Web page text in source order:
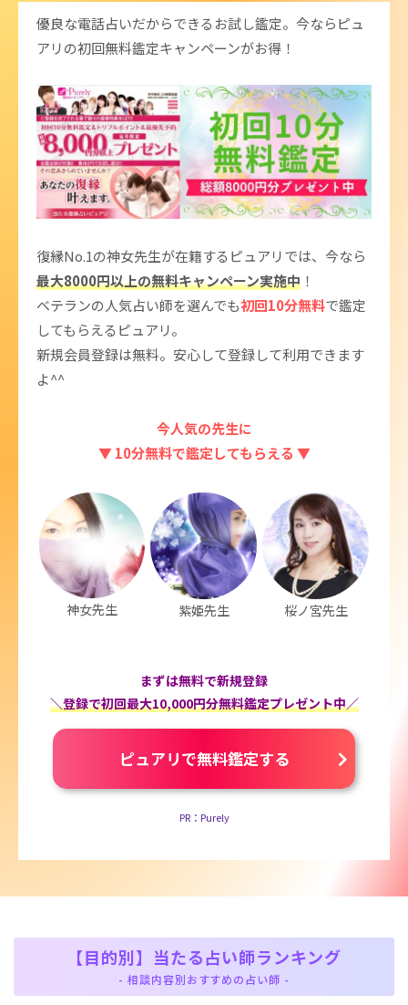
優良な電話占いだからできるお試し鑑定。今ならピュ
アリの初回無料鑑定キャンペーンがお得！
復縁No.1の神女先生が在籍するピュアリでは、今なら
最大8000円以上の無料キャンペーン実施中 ！
ベテランの人気占い師を選んでも初回10分無料で鑑定
してもらえるピュアリ。
新規会員登録は無料。安心して登録して利用できます
よ^^
今人気の先生に
▼ 10分無料で鑑定してもらえる ▼
神女先生 紫姫先生 桜ノ宮先生
まずは無料で新規登録
＼登録で初回最大10,000円分無料鑑定プレゼント中／
ピュアリで無料鑑定する
PR：Purely
【目的別】当たる占い師ランキング
- 相談内容別おすすめの占い師 -